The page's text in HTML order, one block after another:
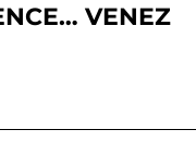
VENEZ